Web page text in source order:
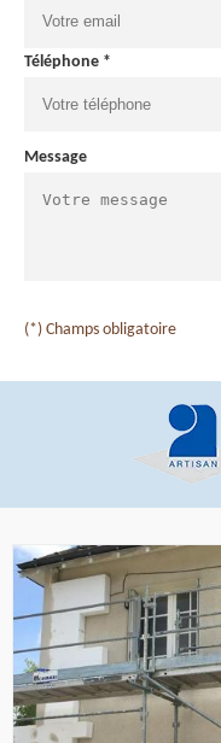
Téléphone *
Message
(*) Champs obligatoire